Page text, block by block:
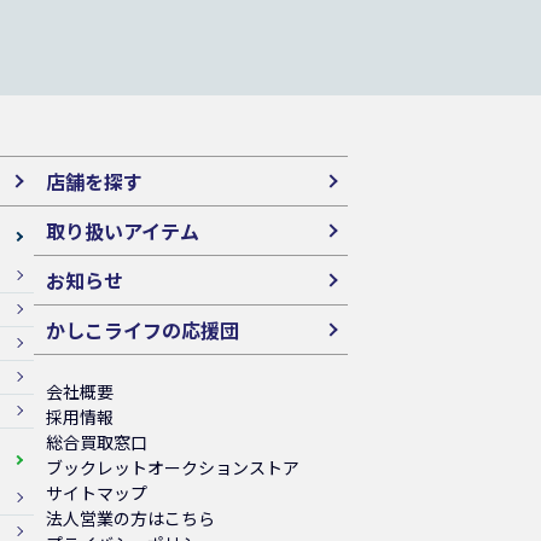
店舗を探す
取り扱いアイテム
お知らせ
かしこライフの応援団
会社概要
採用情報
総合買取窓口
ブックレットオークションストア
サイトマップ
法人営業の方はこちら